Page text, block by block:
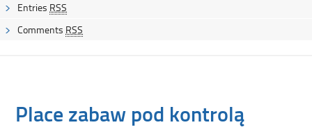
Entries RSS
Comments RSS
Place zabaw pod kontrolą